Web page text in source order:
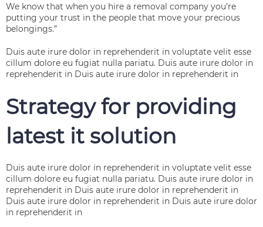
We know that when you hire a removal company you’re
putting your trust in the people that move your precious
belongings.”
Duis aute irure dolor in reprehenderit in voluptate velit esse
cillum dolore eu fugiat nulla pariatu. Duis aute irure dolor in
reprehenderit in Duis aute irure dolor in reprehenderit in
Strategy for providing
latest it solution
Duis aute irure dolor in reprehenderit in voluptate velit esse
cillum dolore eu fugiat nulla pariatu. Duis aute irure dolor in
reprehenderit in Duis aute irure dolor in reprehenderit in
Duis aute irure dolor in reprehenderit in Duis aute irure dolor
in reprehenderit in